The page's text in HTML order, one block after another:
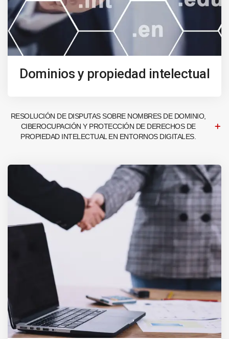
Dominios y propiedad intelectual
RESOLUCIÓN DE DISPUTAS SOBRE NOMBRES DE DOMINIO,
CIBEROCUPACIÓN Y PROTECCIÓN DE DERECHOS DE
PROPIEDAD INTELECTUAL EN ENTORNOS DIGITALES.